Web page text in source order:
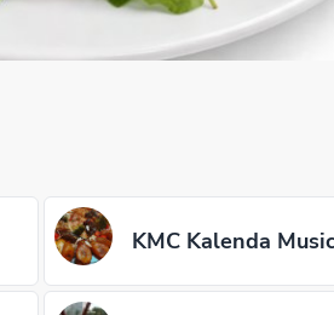
KMC Kalenda